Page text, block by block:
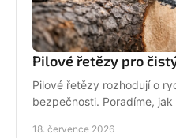
Pilové řetězy pro
Pilové řetězy rozhodují o
bezpečnosti. Poradíme,
18. července 2026